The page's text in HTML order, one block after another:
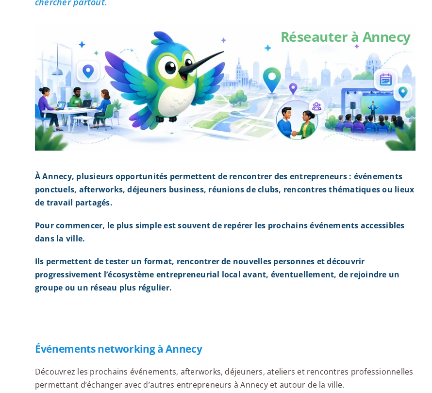
Réseauter à Annecy
À Annecy, plusieurs opportunités permettent de rencontrer des entrepreneurs : événements
ponctuels, afterworks, déjeuners business, réunions de clubs, rencontres thématiques ou lieux
de travail partagés.
Pour commencer, le plus simple est souvent de repérer les prochains événements accessibles
dans la ville.
Ils permettent de tester un format, rencontrer de nouvelles personnes et découvrir
progressivement l’écosystème entrepreneurial local avant, éventuellement, de rejoindre un
groupe ou un réseau plus régulier.
Événements networking à Annecy
Découvrez les prochains événements, afterworks, déjeuners, ateliers et rencontres professionnelles
permettant d’échanger avec d’autres entrepreneurs à Annecy et autour de la ville.